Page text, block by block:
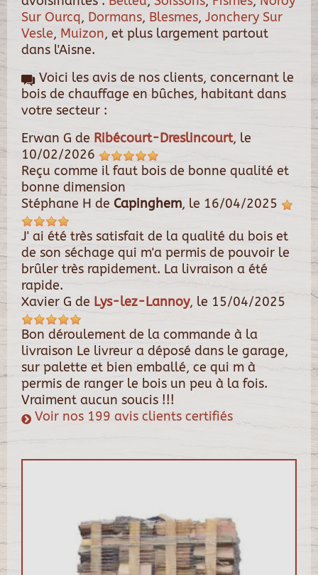
Sur Ourcq, Dormans, Blesmes, Jonchery Sur
Vesle, Muizon, et plus largement partout
dans l'Aisne.
Voici les avis de nos clients, concernant le
bois de chauffage en bûches, habitant dans
votre secteur :
Erwan G de Ribécourt-Dreslincourt, le
10/02/2026
Reçu comme il faut bois de bonne qualité et
bonne dimension
Stéphane H de Capinghem, le 16/04/2025
J' ai été très satisfait de la qualité du bois et
de son séchage qui m'a permis de pouvoir le
brûler très rapidement. La livraison a été
rapide.
Xavier G de Lys-lez-Lannoy, le 15/04/2025
Bon déroulement de la commande à la
livraison Le livreur a déposé dans le garage,
sur palette et bien emballé, ce qui m à
permis de ranger le bois un peu à la fois.
Vraiment aucun soucis !!!
Voir nos 199 avis clients certifiés